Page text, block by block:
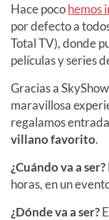
Hace pocohemos
por defecto a
Total TV), donde
películas y series
Gracias a
maravillosa
regalamos
villano favorito.
¿Cuándo va a ser?
horas, en un
¿Dónde va a ser?